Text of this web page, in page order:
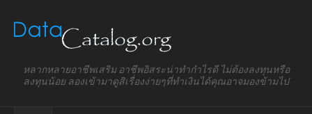
หลากหลายอาชีพเสริม อาชีพอิสระน่าทำกำไรดี ไม่ต้องลงทุนหรือ
ลงทุนน้อย ลองเข้ามาดูสิเรื่องง่ายๆที่ทำเงินได้คุณอาจมองข้ามไป